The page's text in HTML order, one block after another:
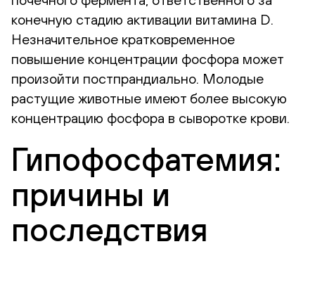
конечную стадию активации витамина D.
Незначительное кратковременное
повышение концентрации фосфора может
произойти постпрандиально. Молодые
растущие животные имеют более высокую
концентрацию фосфора в сыворотке крови.
Гипофосфатемия:
причины и
последствия